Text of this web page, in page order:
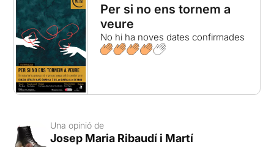
Per si no ens tornem a
veure
No hi ha noves dates confirmades
Una opinió de
Josep Maria Ribaudí i Martí